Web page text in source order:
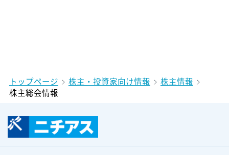
トップページ 株主・投資家向け情報
株主情報
株主総会情報